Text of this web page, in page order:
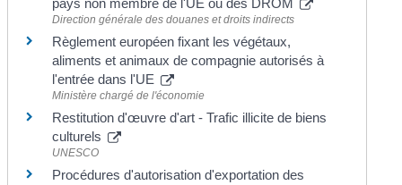
pays non membre de l'UE ou des DROM
Direction générale des douanes et droits indirects
Règlement européen fixant les végétaux,
aliments et animaux de compagnie autorisés à
l'entrée dans l'UE
Ministère chargé de l'économie
Restitution d'œuvre d'art - Trafic illicite de biens
culturels
UNESCO
Procédures d'autorisation d'exportation des